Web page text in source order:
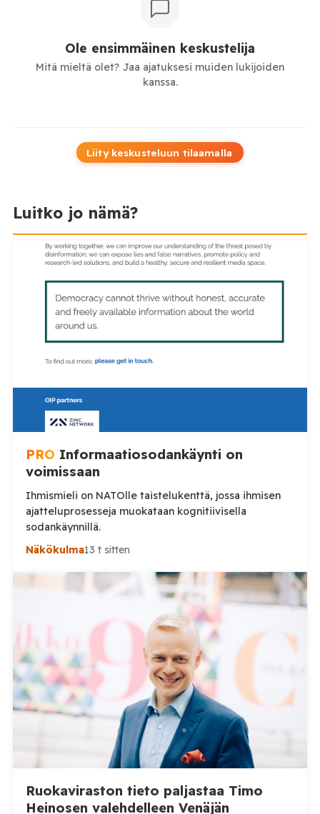
Ole ensimmäinen keskustelija
Mitä mieltä olet? Jaa ajatuksesi muiden lukijoiden
kanssa.
Liity keskusteluun tilaamalla
Luitko jo nämä?
PRO Informaatiosodankäynti on
voimissaan
Ihmismieli on NATOlle taistelukenttä, jossa ihmisen
ajatteluprosesseja muokataan kognitiivisella
sodankäynnillä.
Näkökulma13 t sitten
Ruokaviraston tieto paljastaa Timo
Heinosen valehdelleen Venäjän